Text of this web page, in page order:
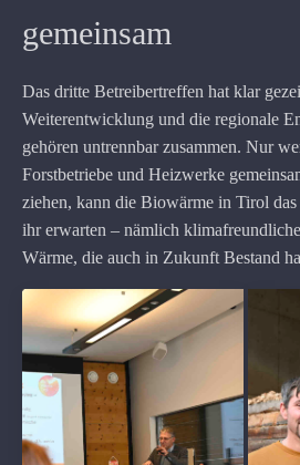
gemeinsam
Das dritte Betreibertreffen hat klar
Weiterentwicklung und die regionale
gehören untrennbar zusammen. Nur
Forstbetriebe und Heizwerke
ziehen, kann die Biowärme in Tirol
ihr erwarten – nämlich
Wärme, die auch in Zukunft Bestand